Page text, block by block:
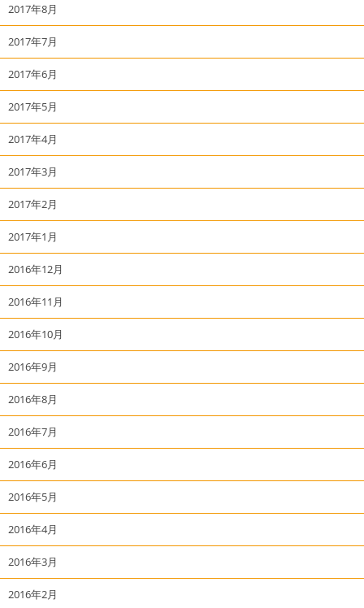
2017年8月
2017年7月
2017年6月
2017年5月
2017年4月
2017年3月
2017年2月
2017年1月
2016年12月
2016年11月
2016年10月
2016年9月
2016年8月
2016年7月
2016年6月
2016年5月
2016年4月
2016年3月
2016年2月